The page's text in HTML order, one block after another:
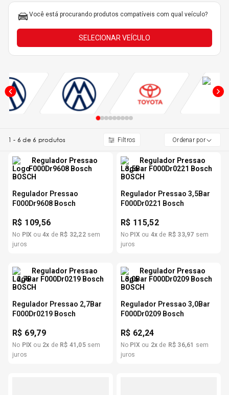
Você está procurando produtos compatíveis com qual veículo?
SELECIONAR VEÍCULO
1 - 6 de6 produtos Ordenar por
Regulador Pressao
F000Dr9608 Bosch
R$ 109,56
No PIX ou4x de R$ 32,22sem
juros
Regulador Pressao 3,5Bar
F000Dr0221 Bosch
R$ 115,52
No PIX ou 4xde R$ 33,97 sem
juros
Regulador Pressao 2,7Bar
F000Dr0219 Bosch
R$ 69,79
No PIX ou 2x de R$ 41 ,05sem
juros
Regulador Pressao 3,0Bar
F000Dr0209 Bosch
R$ 62,24
No PIX ou 2xde R$ 36,61 sem
juros
5º Kit 4 Pneu Xbri Aro 13
6º 175 70r14
185 65r15
8 185 60r15
9 º 195 55r15
10º Pneu